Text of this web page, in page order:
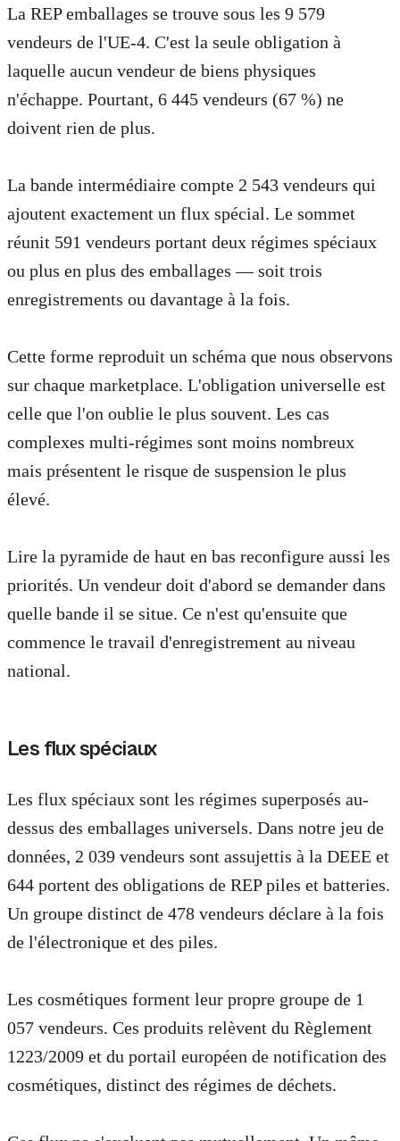
La REP emballages se trouve sous les 9 579
vendeurs de l'UE-4. C'est la seule obligation à
laquelle aucun vendeur de biens physiques
n'échappe. Pourtant, 6 445 vendeurs (67 %) ne
doivent rien de plus.
La bande intermédiaire compte 2 543 vendeurs qui
ajoutent exactement un flux spécial. Le sommet
réunit 591 vendeurs portant deux régimes spéciaux
ou plus en plus des emballages — soit trois
enregistrements ou davantage à la fois.
Cette forme reproduit un schéma que nous observons
sur chaque marketplace. L'obligation universelle est
celle que l'on oublie le plus souvent. Les cas
complexes multi-régimes sont moins nombreux
mais présentent le risque de suspension le plus
élevé.
Lire la pyramide de haut en bas reconfigure aussi les
priorités. Un vendeur doit d'abord se demander dans
quelle bande il se situe. Ce n'est qu'ensuite que
commence le travail d'enregistrement au niveau
national.
Les flux spéciaux
Les flux spéciaux sont les régimes superposés au-
dessus des emballages universels. Dans notre jeu de
données, 2 039 vendeurs sont assujettis à la DEEE et
644 portent des obligations de REP piles et batteries.
Un groupe distinct de 478 vendeurs déclare à la fois
de l'électronique et des piles.
Les cosmétiques forment leur propre groupe de 1
057 vendeurs. Ces produits relèvent du Règlement
1223/2009 et du portail européen de notification des
cosmétiques, distinct des régimes de déchets.